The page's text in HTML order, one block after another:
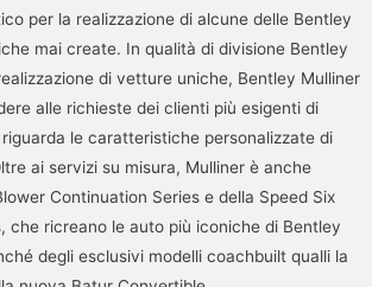
per la realizzazione di alcune delle Bentley
mai create. In qualità di divisione Bentley
di vetture uniche, Bentley Mulliner
alle richieste dei clienti più esigenti di
le caratteristiche personalizzate di
ai servizi su misura, Mulliner è anche
Continuation Series e della Speed Six
che ricreano le auto più iconiche di Bentley
degli esclusivi modelli coachbuilt qualli la